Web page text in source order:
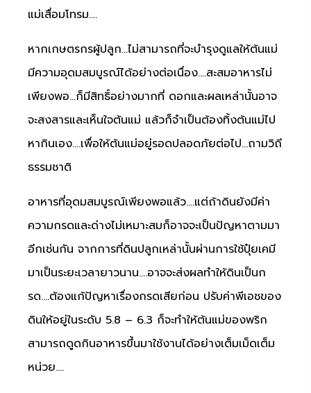
แม่เสื่อมโทรม….
หากเกษตรกรผู้ปลูก…ไม่สามารถที่จะบำรุงดูแลให้ต้นแม่
มีความอุดมสมบูรณ์ได้อย่างต่อเนื่อง….สะสมอาหารไม่
เพียงพอ…ก็มีสิทธิ์อย่างมากที่ ดอกและผลเหล่านั้นอาจ
จะสงสารและเห็นใจต้นแม่ แล้วก็จำเป็นต้องทิ้งต้นแม่ไป
หากินเอง….เพื่อให้ต้นแม่อยู่รอดปลอดภัยต่อไป…ถามวิถี
ธรรมชาติ
อาหารที่อุดมสมบูรณ์เพียงพอแล้ว….แต่ถ้าดินยังมีค่า
ความกรดและด่างไม่เหมาะสมก็อาจจะเป็นปัญหาตามมา
อีกเช่นกัน จากการที่ดินปลูกเหล่านั้นผ่านการใช้ปุ๋ยเคมี
มาเป็นระยะเวลายาวนาน….อาจจะส่งผลทำให้ดินเป็นก
รด….ต้องแก้ปัญหาเรื่องกรดเสียก่อน ปรับค่าพีเอชของ
ดินให้อยู่ในระดับ 5.8 – 6.3 ก็จะทำให้ต้นแม่ของพริก
สามารถดูดกินอาหารขึ้นมาใช้งานได้อย่างเต็มเม็ดเต็ม
หน่วย….